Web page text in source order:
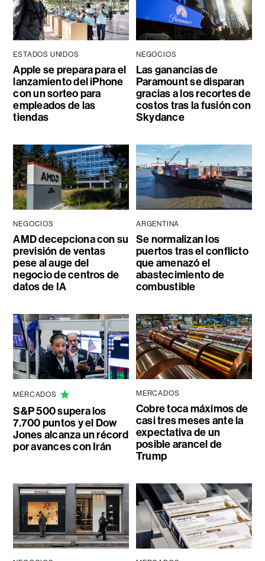
ESTADOS UNIDOS
Apple se prepara para el
lanzamiento del iPhone
con un sorteo para
empleados de las
tiendas
NEGOCIOS
Las ganancias de
Paramount se disparan
gracias a los recortes de
costos tras la fusión con
Skydance
NEGOCIOS
AMD decepciona con su
previsión de ventas
pese al auge del
negocio de centros de
datos de IA
ARGENTINA
Se normalizan los
puertos tras el conflicto
que amenazó el
abastecimiento de
combustible
MERCADOS
S&P 500 supera los
7.700 puntos y el Dow
Jones alcanza un récord
por avances con Irán
MERCADOS
Cobre toca máximos de
casi tres meses ante la
expectativa de un
posible arancel de
Trump